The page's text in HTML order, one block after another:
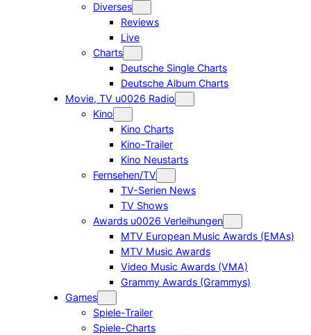
Diverses
Reviews
Live
Charts
Deutsche Single Charts
Deutsche Album Charts
Movie, TV u0026 Radio
Kino
Kino Charts
Kino-Trailer
Kino Neustarts
Fernsehen/TV
TV-Serien News
TV Shows
Awards u0026 Verleihungen
MTV European Music Awards (EMAs)
MTV Music Awards
Video Music Awards (VMA)
Grammy Awards (Grammys)
Games
Spiele-Trailer
Spiele-Charts